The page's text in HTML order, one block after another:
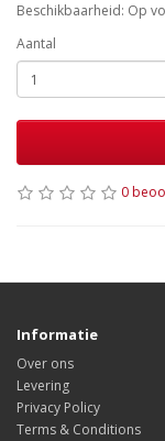
Beschikbaarheid: Op
Aantal
0
Informatie
Over ons
Levering
Privacy Policy
Terms & Conditions